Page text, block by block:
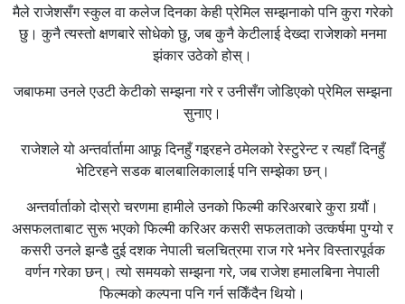
मैले राजेशसँग स्कुल वा कलेज दिनका केही प्रेमिल सम्झनाको पनि कुरा गरेको
छु। कुनै त्यस्तो क्षणबारे सोधेको छु, जब कुनै केटीलाई देख्दा राजेशको मनमा
झंकार उठेको होस्।
जबाफमा उनले एउटी केटीको सम्झना गरे र उनीसँग जोडिएको प्रेमिल सम्झना
सुनाए।
राजेशले यो अन्तर्वार्तामा आफू दिनहुँ गइरहने ठमेलको रेस्टुरेन्ट र त्यहाँ दिनहुँ
भेटिरहने सडक बालबालिकालाई पनि सम्झेका छन्।
अन्तर्वार्ताको दोस्रो चरणमा हामीले उनको फिल्मी करिअरबारे कुरा गर्‍यौं।
असफलताबाट सुरू भएको फिल्मी करिअर कसरी सफलताको उत्कर्षमा पुग्यो र
कसरी उनले झन्डै दुई दशक नेपाली चलचित्रमा राज गरे भनेर विस्तारपूर्वक
वर्णन गरेका छन्। त्यो समयको सम्झना गरे, जब राजेश हमालबिना नेपाली
फिल्मको कल्पना पनि गर्न सकिँदैन थियो।